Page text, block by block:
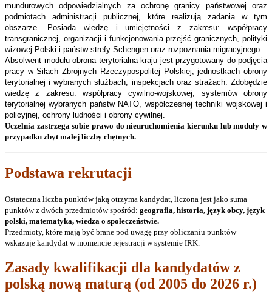
mundurowych odpowiedzialnych za ochronę granicy państwowej oraz
podmiotach administracji publicznej, które realizują zadania w tym
obszarze. Posiada wiedzę i umiejętności z zakresu: współpracy
transgranicznej, organizacji i funkcjonowania przejść granicznych, polityki
wizowej Polski i państw strefy Schengen oraz rozpoznania migracyjnego.
Absolwent modułu obrona terytorialna kraju jest przygotowany do podjęcia
pracy w Siłach Zbrojnych Rzeczypospolitej Polskiej, jednostkach obrony
terytorialnej i wybranych służbach, inspekcjach oraz strażach. Zdobędzie
wiedzę z zakresu: współpracy cywilno-wojskowej, systemów obrony
terytorialnej wybranych państw NATO, współczesnej techniki wojskowej i
policyjnej, ochrony ludności i obrony cywilnej.
Uczelnia zastrzega sobie prawo do nieuruchomienia kierunku lub moduły w
przypadku zbyt małej liczby chętnych.
Podstawa rekrutacji
Ostateczna liczba punktów jaką otrzyma kandydat, liczona jest jako suma
punktów z dwóch przedmiotów spośród: geografia, historia, język obcy, język
polski, matematyka, wiedza o społeczeństwie.
Przedmioty, które mają być brane pod uwagę przy obliczaniu punktów
wskazuje kandydat w momencie rejestracji w systemie IRK.
Zasady kwalifikacji dla kandydatów z
polską nową maturą (od 2005 do 2026 r.)